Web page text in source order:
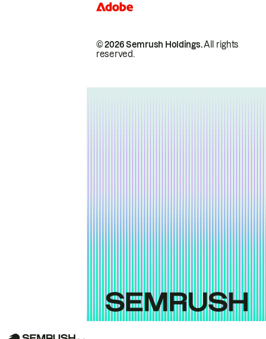
© 2026 Semrush Holdings.All rights
reserved.